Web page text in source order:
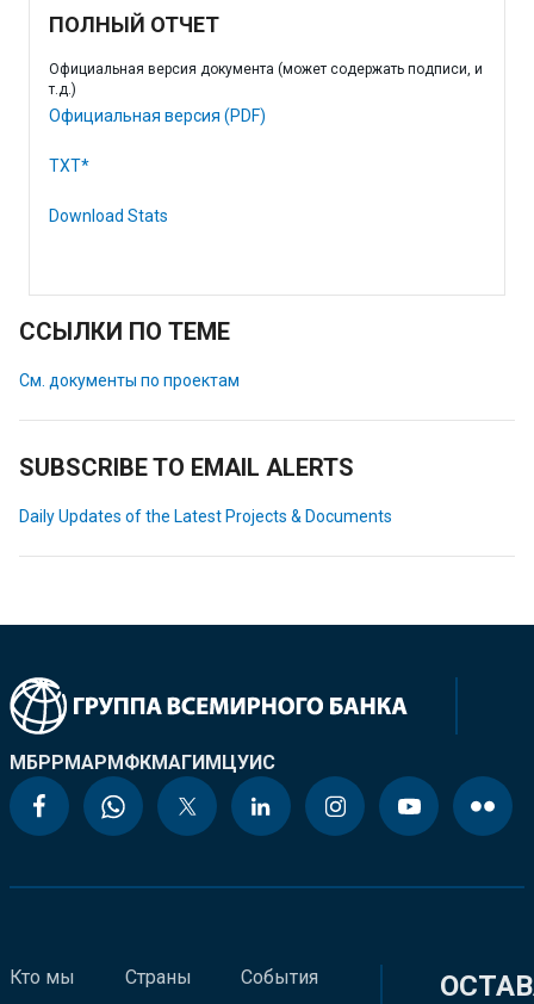
ПОЛНЫЙ ОТЧЕТ
Официальная версия документа (может содержать подписи, и
т.д.)
Официальная версия (PDF)
TXT*
Download Stats
ССЫЛКИ ПО ТЕМЕ
См. документы по проектам
SUBSCRIBE TO EMAIL ALERTS
Daily Updates of the Latest Projects & Documents
МБРРМАРМФКМАГИМЦУИС
Кто мы Страны События